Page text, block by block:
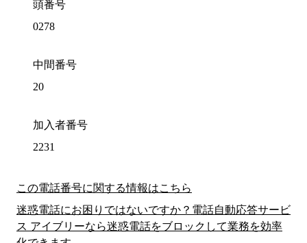
頭番号
0278
中間番号
20
加入者番号
2231
この電話番号に関する情報はこちら
迷惑電話にお困りではないですか？電話自動応答サービ
ス アイブリーなら迷惑電話をブロックして業務を効率